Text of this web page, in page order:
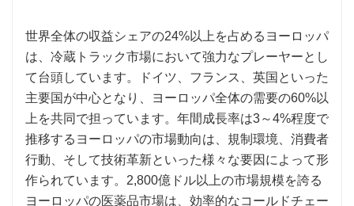
世界全体の収益シェアの24%以上を占めるヨーロッパ
は、冷蔵トラック市場において強力なプレーヤーとし
て台頭しています。ドイツ、フランス、英国といった
主要国が中心となり、ヨーロッパ全体の需要の60%以
上を共同で担っています。年間成長率は3～4%程度で
推移するヨーロッパの市場動向は、規制環境、消費者
行動、そして技術革新といった様々な要因によって形
作られています。2,800億ドル以上の市場規模を誇る
ヨーロッパの医薬品市場は、効率的なコールドチェー